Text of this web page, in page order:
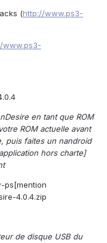
(http://www.ps3-
www.ps3-
en tant que ROM
ROM actuelle avant
puis faites un nandroid
hors charte]
ps[mention
4.0.4.zip
de disque USB du